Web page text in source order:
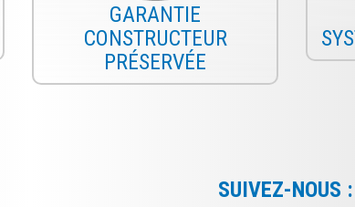
GARANTIE
CONSTRUCTEUR
PRÉSERVÉE
SUIVEZ-NOUS :